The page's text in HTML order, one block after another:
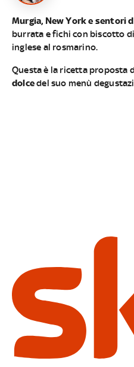
​​Murgia, New York e sentori
burrata e fichi con biscotto
inglese al rosmarino.
Questa è la ricetta proposta
dolcedel suo menù